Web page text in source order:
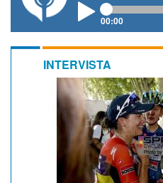
00:00
INTERVISTA